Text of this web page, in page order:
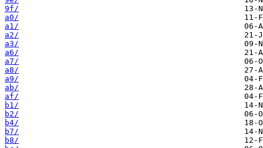
9f/
a0/
a1/
a2/
a3/
a6/
a7/
a8/
a9/
ab/
af/
b1/
b2/
b4/
b7/
b8/